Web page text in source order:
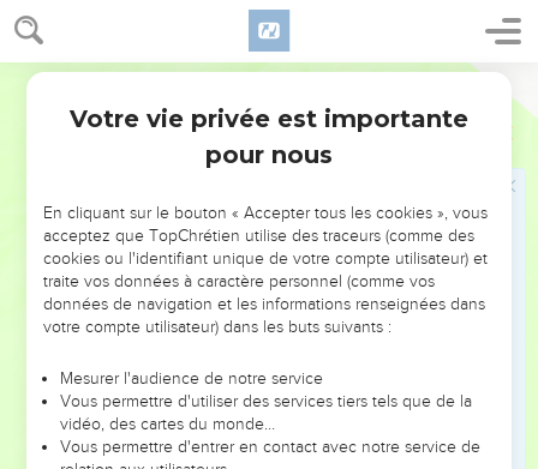
Ezéchiel 12
répéter ce proverbe au sujet du pays d’Israël : “Le temps
passe et aucune vision ne se réalise” ?
Dieu, que je ne laisserai plus citer ce proverbe, on ne le
répétera plus en Israël. Dis-leur par contre : “Le temps où
On ne présentera plus de visions imaginaires ni de
prédictions trompeuses aux Israélites.
En effet, c’est moi, le Seigneur, qui parle et ce que
j’annonce se produira sans tarder. Oui, c’est de votre vivant,
peuple récalcitrant, que je réaliserai mes menaces, je
l’affirme, moi, le Seigneur Dieu. »
Il m’adressa encore la parole :
« Toi, l’homme, les Israélites affirment que tes visions
Votre vie privée est importante
pour nous
En cliquant sur le bouton « Accepter tous les cookies », vous
acceptez que TopChrétien utilise des traceurs (comme des
cookies ou l'identifiant unique de votre compte utilisateur) et
traite vos données à caractère personnel (comme vos
données de navigation et les informations renseignées dans
votre compte utilisateur) dans les buts suivants :
Mesurer l'audience de notre service
Vous permettre d'utiliser des services tiers tels que de la
vidéo, des cartes du monde…
Vous permettre d'entrer en contact avec notre service de